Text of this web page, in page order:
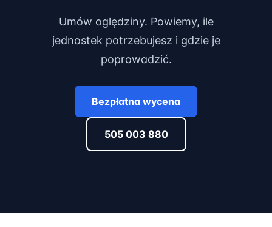
Umów oględziny. Powiemy, ile
jednostek potrzebujesz i gdzie je
poprowadzić.
Bezpłatna wycena
505 003 880